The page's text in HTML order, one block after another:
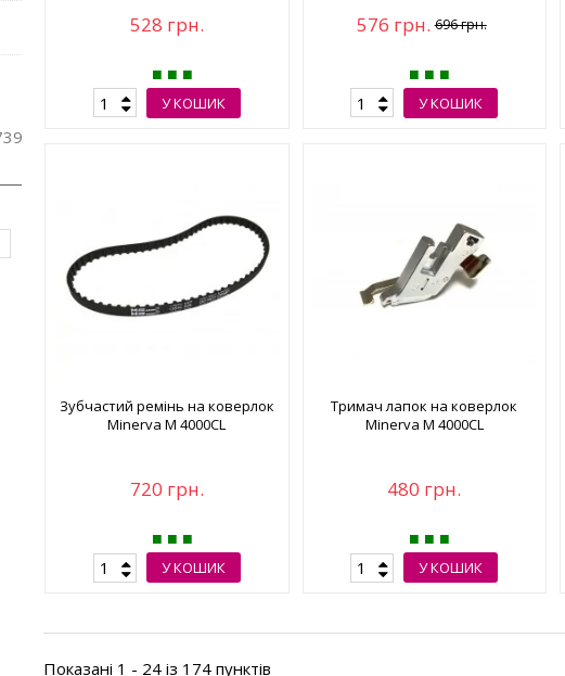
528 грн.
У КОШИК
576 грн.696 грн.
У КОШИК
Зубчастий ремінь на коверлок
Minerva M 4000CL
720 грн.
У КОШИК
Тримач лапок на коверлок
Minerva M 4000CL
480 грн.
У КОШИК
Показані 1 - 24 із 174 пунктів